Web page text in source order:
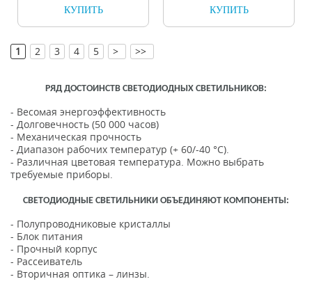
КУПИТЬ КУПИТЬ
1 2 3 4 5 > >>
РЯД ДОСТОИНСТВ СВЕТОДИОДНЫХ СВЕТИЛЬНИКОВ:
- Весомая энергоэффективность
- Долговечность (50 000 часов)
- Механическая прочность
- Диапазон рабочих температур (+ 60/-40 °C).
- Различная цветовая температура. Можно выбрать
требуемые приборы.
СВЕТОДИОДНЫЕ СВЕТИЛЬНИКИ ОБЪЕДИНЯЮТ КОМПОНЕНТЫ:
- Полупроводниковые кристаллы
- Блок питания
- Прочный корпус
- Рассеиватель
- Вторичная оптика – линзы.